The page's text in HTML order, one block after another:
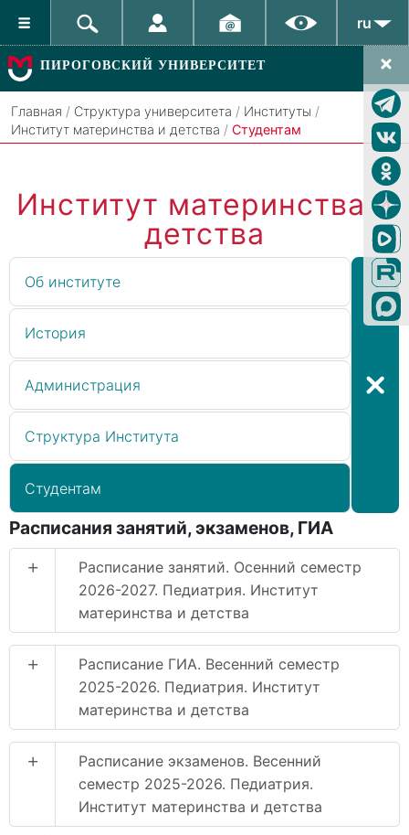
ru
ПИРОГОВСКИЙ УНИВЕРСИТЕТ
Главная / Структура университета / Институты /
Институт материнства и детства / Студентам
Институт материнства и
детства
Об институте
История
Администрация
Структура Института
Студентам
Расписания занятий, экзаменов, ГИА
+
Расписание занятий. Осенний семестр
2026-2027. Педиатрия. Институт
материнства и детства
+
Расписание ГИА. Весенний семестр
2025-2026. Педиатрия. Институт
материнства и детства
+
Расписание экзаменов. Весенний
семестр 2025-2026. Педиатрия.
Институт материнства и детства